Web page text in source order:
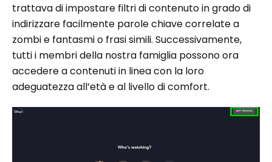
trattava di impostare filtri di contenuto in grado di
indirizzare facilmente parole chiave correlate a
zombi e fantasmi o frasi simili. Successivamente,
tutti i membri della nostra famiglia possono ora
accedere a contenuti in linea con la loro
adeguatezza all’età e al livello di comfort.